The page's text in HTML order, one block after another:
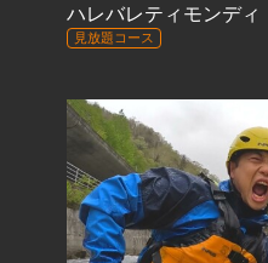
見放題コース